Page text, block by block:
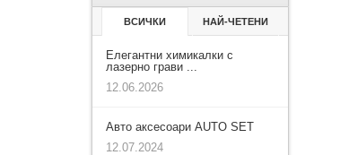
ВСИЧКИ НАЙ-ЧЕТЕНИ
Елегантни химикалки с
лазерно грави ...
12.06.2026
Авто аксесоари AUTO SET
12.07.2024